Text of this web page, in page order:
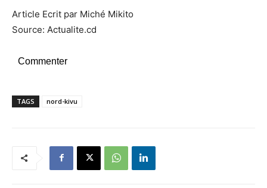
Article Ecrit par Miché Mikito
Source: Actualite.cd
Commenter
TAGS nord-kivu